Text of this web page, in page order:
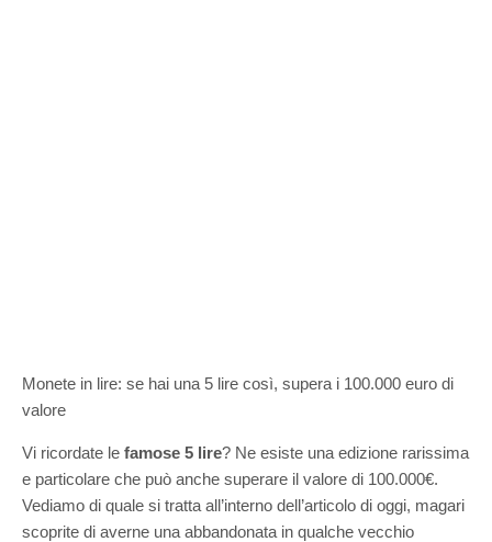
Monete in lire: se hai una 5 lire così, supera i 100.000 euro di
valore
Vi ricordate le famose 5 lire? Ne esiste una edizione rarissima
e particolare che può anche superare il valore di 100.000€.
Vediamo di quale si tratta all’interno dell’articolo di oggi, magari
scoprite di averne una abbandonata in qualche vecchio